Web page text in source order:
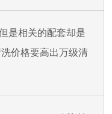
是相关的配套却是
价格要高出万级清